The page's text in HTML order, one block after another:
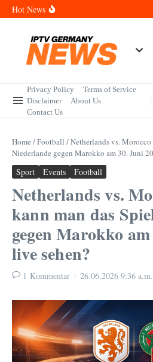
Skip to content
Hot News
Sportereignisse und Termine
Wann kommt die Samsung
Vollständige Leitfaden für
Welche Mini LED Fernseher
Leitfaden für Premium-
Leitfaden zum Vermögen und
Privacy Policy
Terms of Service
Disclaimer
About Us
Contact Us
Home /Football /Netherlands vs.
Niederlande gegen Marokko am 30. Juni
Sport Events Football
Netherlands vs.
kann man das
gegen Marokko
live sehen?
1 Kommentar 26.06.2026 9:36 a.m.